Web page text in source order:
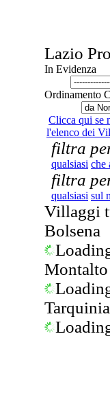
Lazio
In Evidenza
Ordinamento
Clicca qui se
l'elenco dei
filtra
qualsiasi che
filtra
qualsiasi sul
Villaggi
Bolsena
Tarquinia